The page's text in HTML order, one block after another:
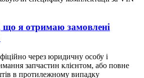
що я отримаю замовлені
через юридичну особу і
запчастин клієнтом, або повне
в протилежному випадку